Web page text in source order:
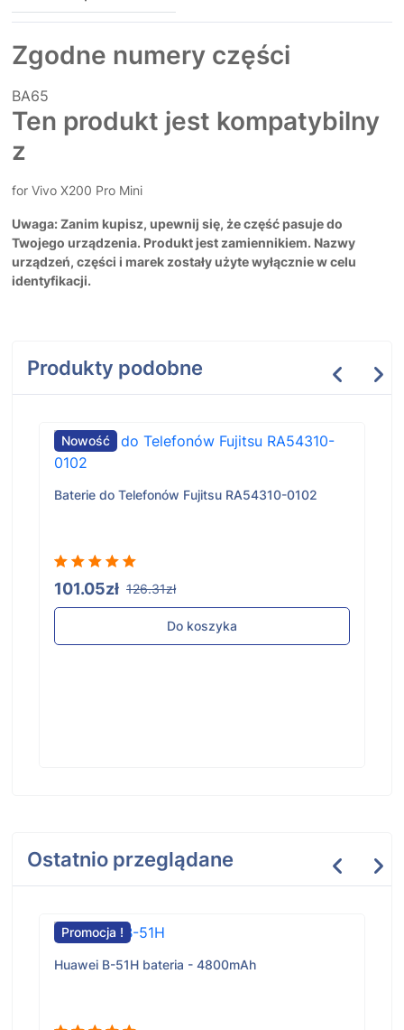
Zgodne numery części
BA65
Ten produkt jest kompatybilny
z
for Vivo X200 Pro Mini
Uwaga: Zanim kupisz, upewnij się, że część pasuje do
Twojego urządzenia. Produkt jest zamiennikiem. Nazwy
urządzeń, części i marek zostały użyte wyłącznie w celu
identyfikacji.
Produkty podobne
Nowość
Baterie do Telefonów Fujitsu RA54310-0102
101.05zł 126.31zł
Do koszyka
Ostatnio przeglądane
Promocja !
Huawei B-51H bateria - 4800mAh